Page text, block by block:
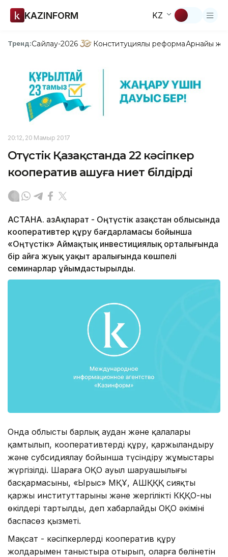
KAZINFORM KZ
Тренд:Сайлау-2026 Конституциялық реформаАрнайы
20:12, 20 Мамыр 2017
Оңтүстік Қазақстанда 22 кәсіпкер
кооператив ашуға ниет білдірді
АСТАНА. ҚазАқпарат - Оңтүстік Қазақстан облысында
кооперативтер құру бағдарламасы бойынша
«Оңтүстік» Аймақтық инвестициялық орталығында
бір айға жуық уақыт аралығында көшпелі
семинарлар ұйымдастырылды.
Онда облыстың барлық аудан және қалалары
қамтылып, кооперативтерді құру, қаржыландыру
және субсидиялау бойынша түсіндіру жұмыстары
жүргізілді. Шараға ОҚО ауыл шаруашылығы
басқармасының, «Ырыс» МҚҰ, АШҚҚҚ сияқты
қаржы институттарының және жергілікті КҚҚО-ның
өкілдері тартылды, деп хабарлайды ОҚО әкімінің
баспасөз қызметі.
Мақсат - кәсіпкерлерді кооператив құру
жолдарымен таныстыра отырып, оларға бөлінетін